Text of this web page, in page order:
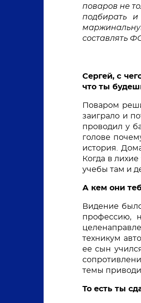
поваров не
подбирать и
составлять
Сергей, с
что ты
Поваром
заиграло и
проводил у
голове
история.
Когда в
учебы там и
А кем они
Видение
профессию,
техникум
ее сын
темы
То есть ты